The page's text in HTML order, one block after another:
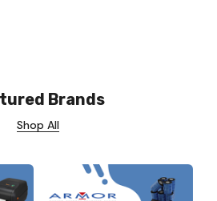
Brands
Shop All